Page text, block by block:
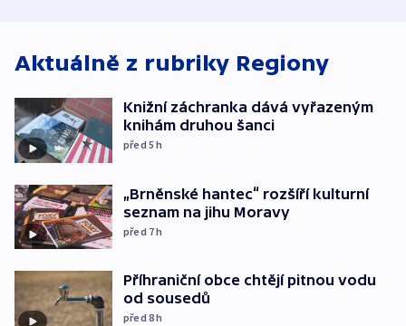
Aktuálně z rubriky Regiony
Knižní záchranka dává vyřazeným
knihám druhou šanci
před 5h
„Brněnské hantec“ rozšíří kulturní
seznam na jihu Moravy
před 7h
Příhraniční obce chtějí pitnou vodu
od sousedů
před 8h